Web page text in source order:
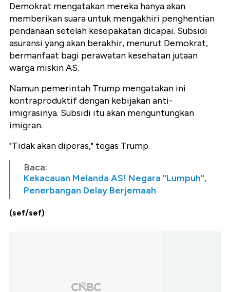
Demokrat mengatakan mereka hanya akan
memberikan suara untuk mengakhiri penghentian
pendanaan setelah kesepakatan dicapai. Subsidi
asuransi yang akan berakhir, menurut Demokrat,
bermanfaat bagi perawatan kesehatan jutaan
warga miskin AS.
Namun pemerintah Trump mengatakan ini
kontraproduktif dengan kebijakan anti-
imigrasinya. Subsidi itu akan menguntungkan
imigran.
"Tidak akan diperas," tegas Trump.
Baca:
Kekacauan Melanda AS! Negara "Lumpuh",
Penerbangan Delay Berjemaah
(sef/sef)